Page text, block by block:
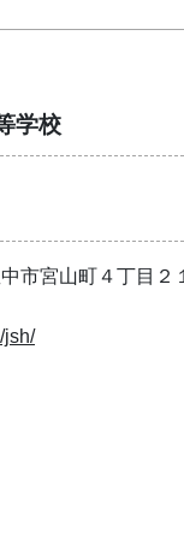
学校
市宮山町４丁目２
jsh/